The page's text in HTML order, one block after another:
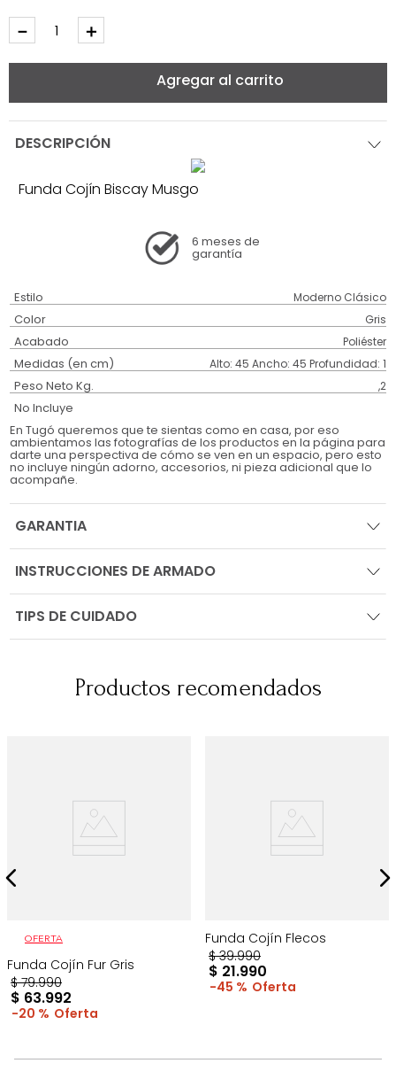
＋
－
Agregar al carrito
DESCRIPCIÓN
Funda Cojín Biscay Musgo
6 meses de
garantía
Estilo Moderno Clásico
Color Gris
Acabado Poliéster
Medidas (en cm) Alto: 45 Ancho: 45 Profundidad: 1
Peso Neto Kg. ,2
No Incluye
En Tugó queremos que te sientas como en casa, por eso
ambientamos las fotografías de los productos en la página para
darte una perspectiva de cómo se ven en un espacio, pero esto
no incluye ningún adorno, accesorios, ni pieza adicional que lo
acompañe.
GARANTIA
INSTRUCCIONES DE ARMADO
TIPS DE CUIDADO
Productos recomendados
OFERTA
Funda Cojín Fur Gris
$ 79.990
$ 63.992
20 %
Funda Cojín Flecos
$ 39.990
$ 21.990
45 %